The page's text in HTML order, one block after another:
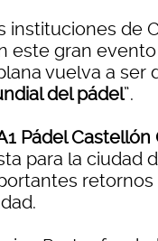
instituciones de
este gran
vuelva a ser
del pádel”.
Pádel
para la ciudad